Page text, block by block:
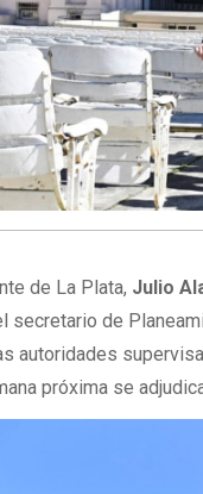
de La Plata, Julio
secretario de
autoridades
próxima se